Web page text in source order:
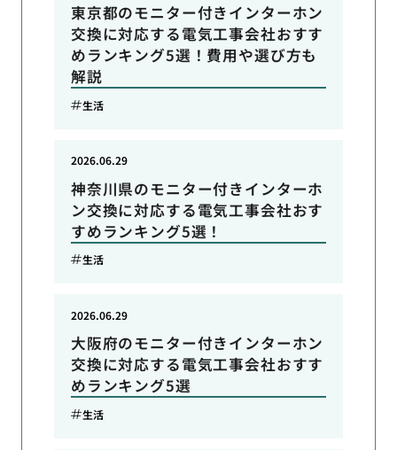
東京都のモニター付きインターホン
交換に対応する電気工事会社おすす
めランキング5選！費用や選び方も
解説
生活
神奈川県のモニター付きインターホ
ン交換に対応する電気工事会社おす
すめランキング5選！
2026.06.29
生活
大阪府のモニター付きインターホン
交換に対応する電気工事会社おすす
めランキング5選
2026.06.29
生活